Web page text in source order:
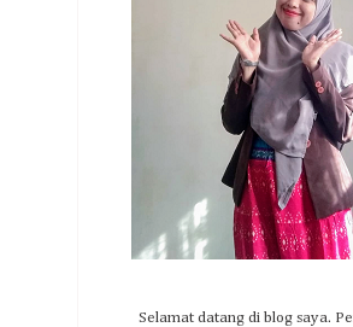
Selamat datang di blog saya.